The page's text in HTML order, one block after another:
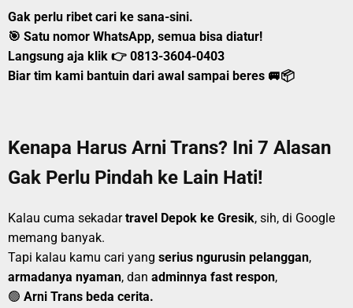
Gak perlu ribet cari ke sana-sini.
🎯 Satu nomor WhatsApp, semua bisa diatur!
Langsung aja klik 👉 0813-3604-0403
Biar tim kami bantuin dari awal sampai beres 🚐📦
Kenapa Harus Arni Trans? Ini 7 Alasan
Gak Perlu Pindah ke Lain Hati!
Kalau cuma sekadartravel Depok ke Gresik, sih, di Google
memang banyak.
Tapi kalau kamu cari yang serius ngurusin pelanggan,
armadanya nyaman, dan adminnya fast respon,
🟢 Arni Trans beda cerita.